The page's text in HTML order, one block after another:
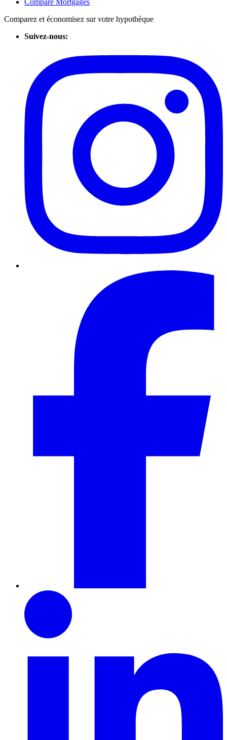
Compare Mortgages
Comparez et économisez sur votre hypothèque
Suivez-nous: